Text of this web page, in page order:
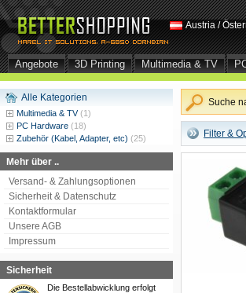
Austria /
Angebote 3D Printing Multimedia & TV
Alle Kategorien
Multimedia & TV (1)
PC Hardware (18)
Zubehör (Kabel, Adapter, etc) (25)
Mehr über ..
Versand- & Zahlungsoptionen
Sicherheit & Datenschutz
Kontaktformular
Unsere AGB
Impressum
Sicherheit
Die Bestellabwicklung erfolgt
Suche
Filter &